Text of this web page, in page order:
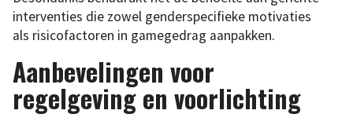
interventies die zowel genderspecifieke motivaties
als risicofactoren in gamegedrag aanpakken.
Aanbevelingen voor
regelgeving en voorlichting